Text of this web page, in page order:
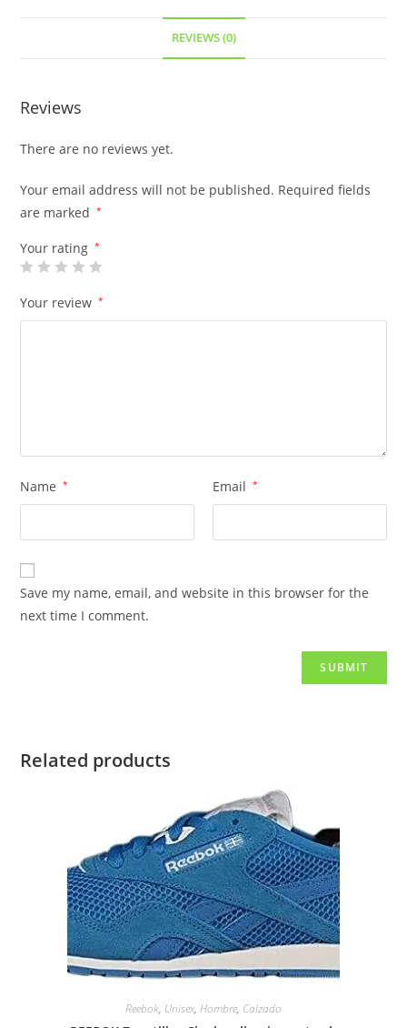
REVIEWS (0)
Reviews
There are no reviews yet.
Your email address will not be published. Required fields
are marked
*
Your rating *
Your review *
Name * Email *
Save my name, email, and website in this browser for the
next time I comment.
Related products
Reebok, Unisex, Hombre, Calzado